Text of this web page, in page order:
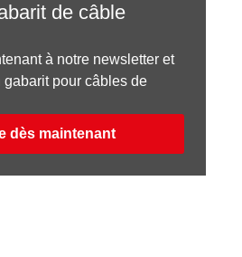
de câble
à notre newsletter et
pour câbles de
dès maintenant